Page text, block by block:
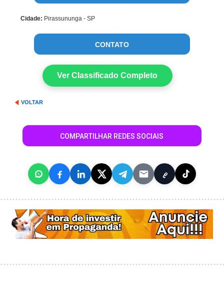
Cidade: Pirassununga - SP
CONTATO
Ver Classificado Completo
VOLTAR
COMPARTILHAR REDES SOCIAIS